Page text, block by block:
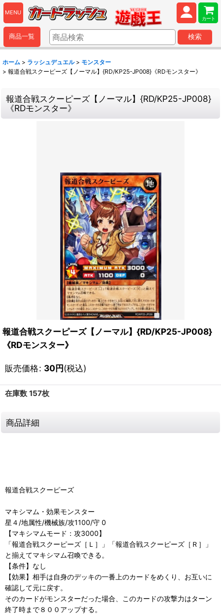
MENU
カート
商品一覧 検索
ホーム > ラッシュデュエル > モンスター
> 報道合戦スクーピーズ【ノーマル】{RD/KP25-JP008}《RDモンスター》
報道合戦スクーピーズ【ノーマル】{RD/KP25-JP008}
《RDモンスター》
報道合戦スクーピーズ【ノーマル】{RD/KP25-JP008}
《RDモンスター》
販売価格: 30円(税込)
在庫数 157枚
商品詳細
報道合戦スクーピーズ
マキシマム・効果モンスター
星４/地属性/機械族/攻1100/守 0
【マキシマムモード：攻3000】
「報道合戦スクーピーズ［Ｌ］」「報道合戦スクーピーズ［Ｒ］」
と揃えてマキシマム召喚できる。
【条件】なし
【効果】相手は自身のデッキの一番上のカードをめくり、お互いに
確認して元に戻す。
そのカードがモンスターだった場合、このカードの攻撃力はターン
終了時まで８００アップする。